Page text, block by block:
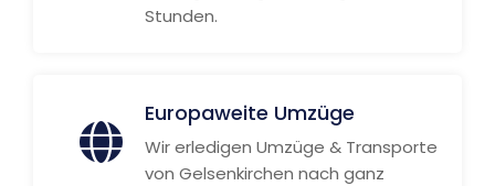
Stunden.
Europaweite Umzüge
Wir erledigen Umzüge & Transporte
von Gelsenkirchen nach ganz